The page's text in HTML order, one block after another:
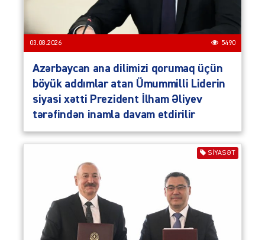
03.08.2026 5490
Azərbaycan ana dilimizi qorumaq üçün
böyük addımlar atan Ümummilli Liderin
siyasi xətti Prezident İlham Əliyev
tərəfindən inamla davam etdirilir
SIYASƏT